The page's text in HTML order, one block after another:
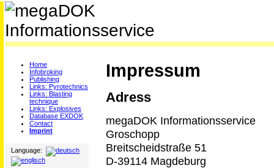
Home
Infobroking
Publishing
Links: Pyrotechnics
Links: Blasting
technique
Links: Explosives
Database EXDOK
Contact
Imprint
Language:
Impressum
Adress
megaDOK Informationsservice
Groschopp
Breitscheidstraße 51
D-39114 Magdeburg